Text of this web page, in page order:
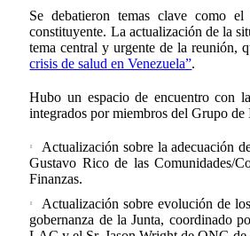
Se debatieron temas clave como
constituyente. La actualización de la
tema central y urgente de la reunión,
crisis de salud en Venezuela”.
Hubo un espacio de encuentro con
integrados por miembros del Grupo
Actualización sobre la adecuación
Gustavo Rico de las Comunidades/
Finanzas.
Actualización sobre evolución de
gobernanza de la Junta, coordinado